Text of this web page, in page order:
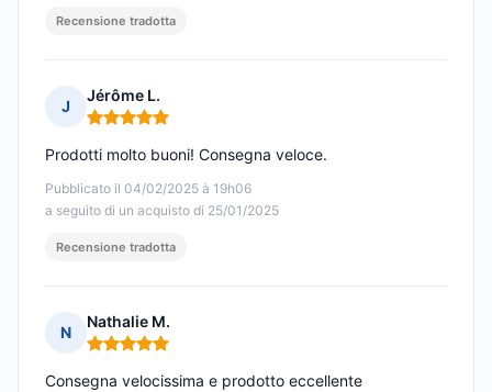
Recensione tradotta
J
Jérôme L.
Nota: 5 su 5
Pubblicato il 04/02/2025 à 19h06
a seguito di un acquisto di 25/01/2025
Prodotti molto buoni! Consegna veloce.
Recensione tradotta
N
Nathalie M.
Nota: 5 su 5
Consegna velocissima e prodotto eccellente